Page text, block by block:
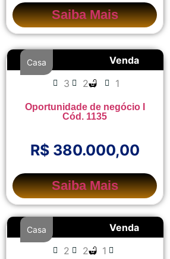
Saiba Mais
Venda
Casa
3 2 1
Oportunidade de negócio I
Cód. 1135
R$ 380.000,00
Saiba Mais
Venda
Casa
2 2 1